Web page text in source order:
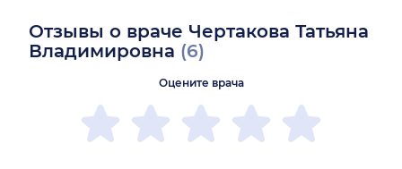
Отзывы о враче Чертакова Татьяна
Владимировна (6)
Оцените врача